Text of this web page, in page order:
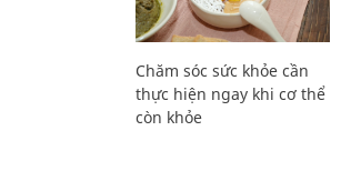
Chăm sóc sức khỏe cần
thực hiện ngay khi cơ thể
còn khỏe